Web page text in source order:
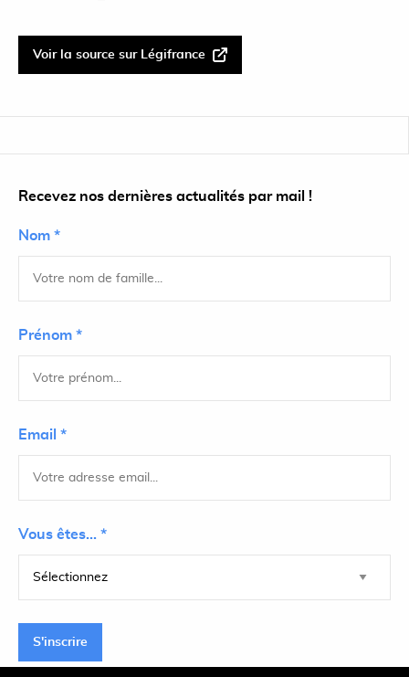
Voir la source sur Légifrance
Recevez nos dernières actualités par mail !
Nom *
Prénom *
Email *
Vous êtes... *
S'inscrire